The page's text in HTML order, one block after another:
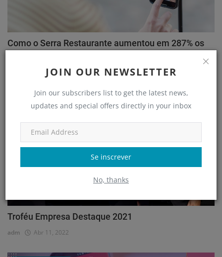
JOIN OUR NEWSLETTER
Join our subscribers list to get the latest news,
updates and special offers directly in your inbox
Se inscrever
No, thanks
Como o Serra Restaurante aumentou em 287% os
Jul 18, 2022
Troféu Empresa Destaque 2021
adm Abr 11, 2022